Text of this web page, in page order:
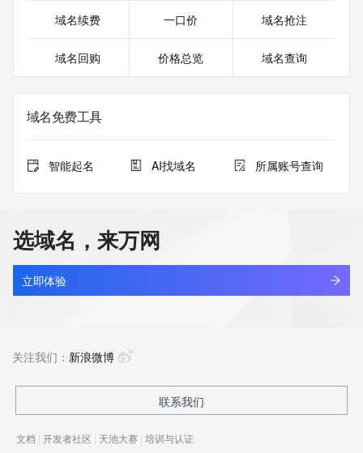
域名续费 一口价 域名抢注
域名回购 价格总览 域名查询
域名免费工具
智能起名 AI找域名 所属账号查询
选域名，来万网
立即体验
关注我们： 新浪微博
联系我们
文档 | 开发者社区 | 天池大赛 | 培训与认证